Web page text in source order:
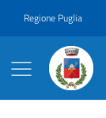
Regione Puglia